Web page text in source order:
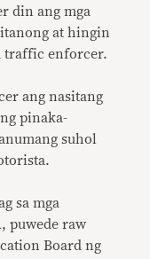
din ang mga
at hingin
traffic enforcer.
ang nasitang
pinaka-
suhol
sa mga
puwede raw
Board ng